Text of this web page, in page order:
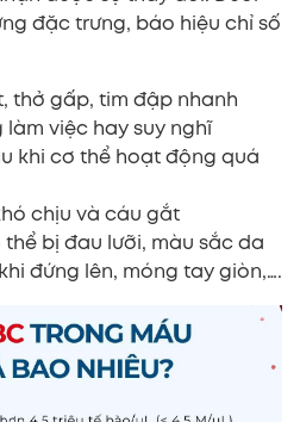
đặc trưng, báo hiệu chỉ số
thở gấp, tim đập nhanh
việc hay suy nghĩ
khi cơ thể hoạt động quá
chịu và cáu gắt
bị đau lưỡi, màu sắc da
đứng lên, móng tay giòn,….